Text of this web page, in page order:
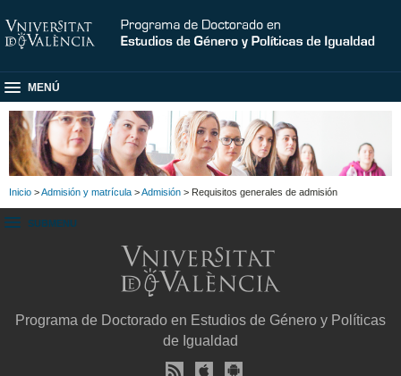
MENÚ
Inicio >Admisión y matrícula >Admisión > Requisitos generales de admisión
SUBMENU
Programa de Doctorado en Estudios de Género y Políticas
de Igualdad